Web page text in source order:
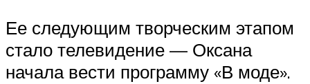
Ее следующим творческим этапом
стало телевидение — Оксана
начала вести программу «В моде».